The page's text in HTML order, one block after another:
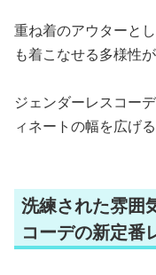
重ね着のアウターと
も着こなせる多様性が
ジェンダーレスコー
ィネートの幅を広げる
洗練された雰囲
コーデの新定番